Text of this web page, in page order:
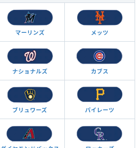
マーリンズ メッツ
ナショナルズ カブス
ブリュワーズ パイレーツ